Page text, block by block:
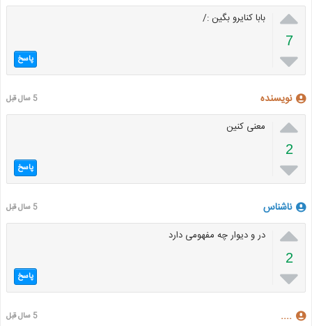

7

بابا کنایرو بگین :/
پاسخ
نویسنده 5 سال قبل

2

معنی کنین
پاسخ
ناشناس 5 سال قبل

2

در و دیوار چه مفهومی دارد
پاسخ
.... 5 سال قبل